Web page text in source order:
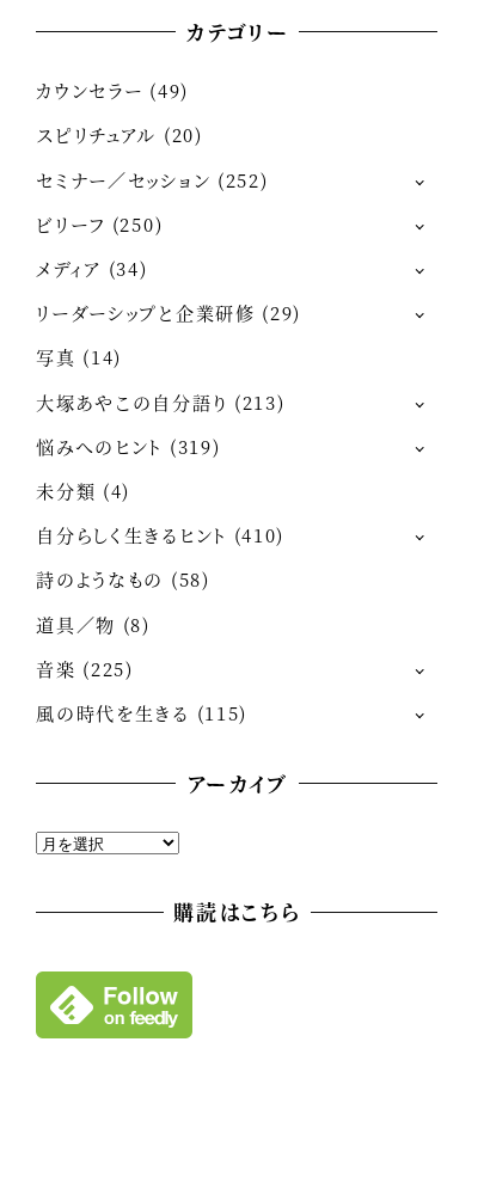
カテゴリー
カウンセラー (49)
スピリチュアル (20)
セミナー／セッション (252)
ビリーフ (250)
メディア (34)
リーダーシップと企業研修 (29)
写真 (14)
大塚あやこの自分語り (213)
悩みへのヒント (319)
未分類 (4)
自分らしく生きるヒント (410)
詩のようなもの (58)
道具／物 (8)
音楽 (225)
風の時代を生きる (115)
アーカイブ
ア
ブ
購読はこちら